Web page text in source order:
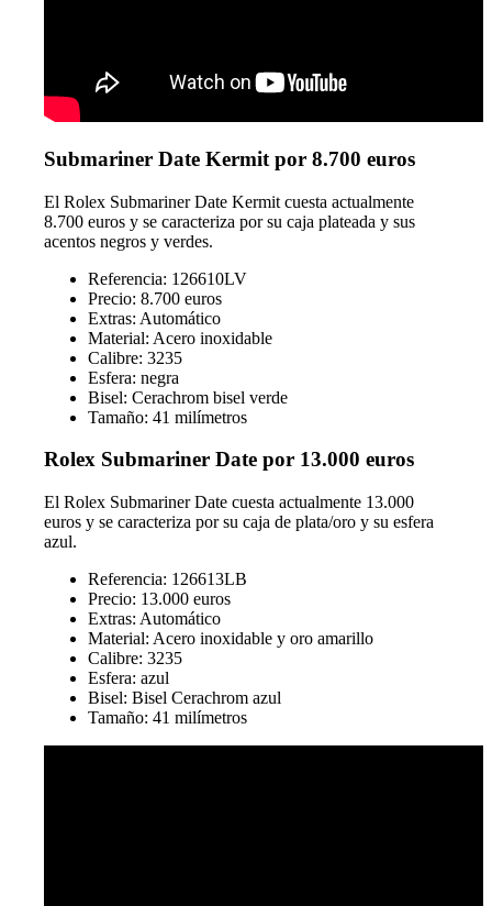
Submariner Date Kermit por 8.700 euros
El Rolex Submariner Date Kermit cuesta actualmente
8.700 euros y se caracteriza por su caja plateada y sus
acentos negros y verdes.
Referencia: 126610LV
Precio: 8.700 euros
Extras: Automático
Material: Acero inoxidable
Calibre: 3235
Esfera: negra
Bisel: Cerachrom bisel verde
Tamaño: 41 milímetros
Rolex Submariner Date por 13.000 euros
El Rolex Submariner Date cuesta actualmente 13.000
euros y se caracteriza por su caja de plata/oro y su esfera
azul.
Referencia: 126613LB
Precio: 13.000 euros
Extras: Automático
Material: Acero inoxidable y oro amarillo
Calibre: 3235
Esfera: azul
Bisel: Bisel Cerachrom azul
Tamaño: 41 milímetros